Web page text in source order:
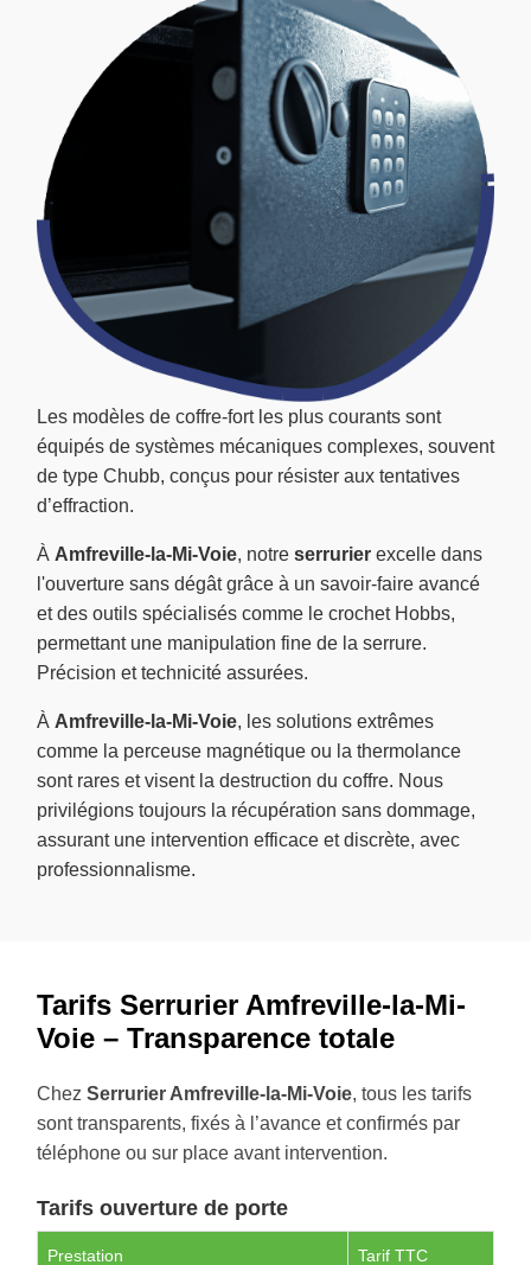
Les modèles de coffre-fort les plus courants sont
équipés de systèmes mécaniques complexes, souvent
de type Chubb, conçus pour résister aux tentatives
d’effraction.
À Amfreville-la-Mi-Voie, notre serrurier excelle dans
l'ouverture sans dégât grâce à un savoir-faire avancé
et des outils spécialisés comme le crochet Hobbs,
permettant une manipulation fine de la serrure.
Précision et technicité assurées.
À Amfreville-la-Mi-Voie, les solutions extrêmes
comme la perceuse magnétique ou la thermolance
sont rares et visent la destruction du coffre. Nous
privilégions toujours la récupération sans dommage,
assurant une intervention efficace et discrète, avec
professionnalisme.
Tarifs Serrurier Amfreville-la-Mi-
Voie – Transparence totale
Chez Serrurier Amfreville-la-Mi-Voie, tous les tarifs
sont transparents, fixés à l’avance et confirmés par
téléphone ou sur place avant intervention.
Tarifs ouverture de porte
Prestation Tarif TTC